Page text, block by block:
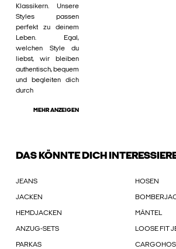
Klassikern. Unsere
Styles passen
perfekt zu deinem
Leben. Egal,
welchen Style du
liebst, wir bleiben
authentisch, bequem
und begleiten dich
durch
MEHR ANZEIGEN
DAS KÖNNTE DICH
JEANS HOSEN
JACKEN
HEMDJACKEN MÄNTEL
ANZUG-SETS LOOSE FIT
PARKAS